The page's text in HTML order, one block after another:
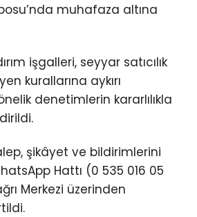
muhafaza altına
işgalleri, seyyar satıcılık
kurallarına aykırı
denetimlerin kararlılıkla
şikâyet ve bildirimlerini
Hattı (0 535 016 05
Merkezi üzerinden